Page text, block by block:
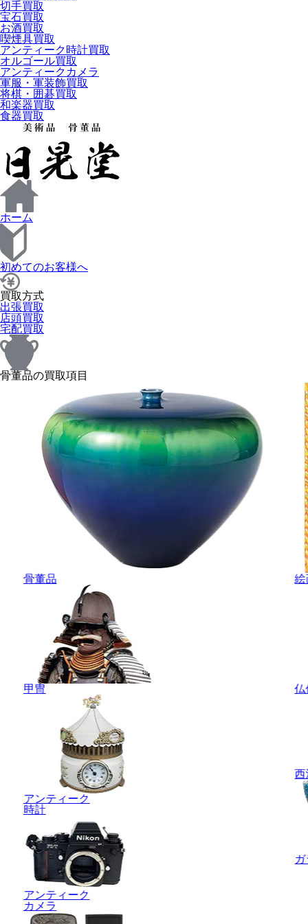
切手買取
宝石買取
お酒買取
喫煙具買取
アンティーク時計買取
オルゴール買取
アンティークカメラ
軍服・軍装飾買取
将棋・囲碁買取
和楽器買取
食器買取
ホーム
初めてのお客様へ
買取方式
出張買取
店頭買取
宅配買取
骨董品の買取項目
骨董品
甲冑
アンティーク
時計
アンティーク
カメラ
絵
仏
西